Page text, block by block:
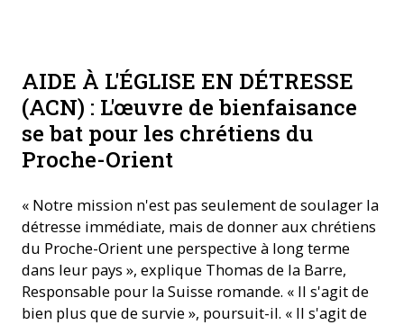
AIDE À L'ÉGLISE EN DÉTRESSE
(ACN) : L'œuvre de bienfaisance
se bat pour les chrétiens du
Proche-Orient
« Notre mission n'est pas seulement de soulager la
détresse immédiate, mais de donner aux chrétiens
du Proche-Orient une perspective à long terme
dans leur pays », explique Thomas de la Barre,
Responsable pour la Suisse romande. « Il s'agit de
bien plus que de survie », poursuit-il. « Il s'agit de